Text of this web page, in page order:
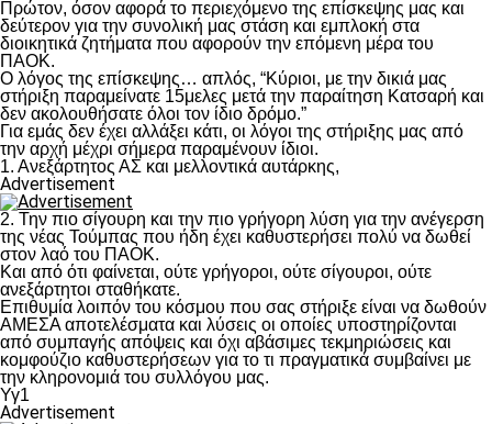
Πρώτον, όσον αφορά το περιεχόμενο της επίσκεψης μας και
δεύτερον για την συνολική μας στάση και εμπλοκή στα
διοικητικά ζητήματα που αφορούν την επόμενη μέρα του
ΠΑΟΚ.
Ο λόγος της επίσκεψης… απλός, “Κύριοι, με την δικιά μας
στήριξη παραμείνατε 15μελες μετά την παραίτηση Κατσαρή και
δεν ακολουθήσατε όλοι τον ίδιο δρόμο.”
Για εμάς δεν έχει αλλάξει κάτι, οι λόγοι της στήριξης μας από
την αρχή μέχρι σήμερα παραμένουν ίδιοι.
1. Ανεξάρτητος ΑΣ και μελλοντικά αυτάρκης,
Advertisement
2. Την πιο σίγουρη και την πιο γρήγορη λύση για την ανέγερση
της νέας Τούμπας που ήδη έχει καθυστερήσει πολύ να δωθεί
στον λαό του ΠΑΟΚ.
Και από ότι φαίνεται, ούτε γρήγοροι, ούτε σίγουροι, ούτε
ανεξάρτητοι σταθήκατε.
Επιθυμία λοιπόν του κόσμου που σας στήριξε είναι να δωθούν
ΑΜΕΣΑ αποτελέσματα και λύσεις οι οποίες υποστηρίζονται
από συμπαγής απόψεις και όχι αβάσιμες τεκμηριώσεις και
κομφούζιο καθυστερήσεων για το τι πραγματικά συμβαίνει με
την κληρονομιά του συλλόγου μας.
Υγ1
Advertisement